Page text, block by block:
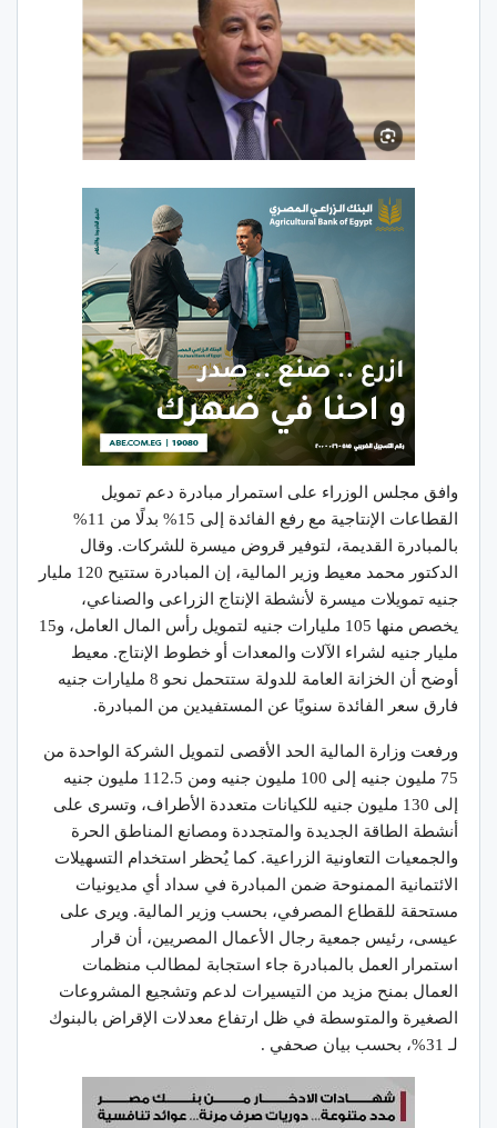
وافق مجلس الوزراء على استمرار مبادرة دعم تمويل
القطاعات الإنتاجية مع رفع الفائدة إلى 15% بدلًا من 11%
بالمبادرة القديمة، لتوفير قروض ميسرة للشركات. وقال
الدكتور محمد معيط وزير المالية، إن المبادرة ستتيح 120 مليار
جنيه تمويلات ميسرة لأنشطة الإنتاج الزراعى والصناعي،
يخصص منها 105 مليارات جنيه لتمويل رأس المال العامل، و15
مليار جنيه لشراء الآلات والمعدات أو خطوط الإنتاج. معيط
أوضح أن الخزانة العامة للدولة ستتحمل نحو 8 مليارات جنيه
فارق سعر الفائدة سنويًا عن المستفيدين من المبادرة.
ورفعت وزارة المالية الحد الأقصى لتمويل الشركة الواحدة من
75 مليون جنيه إلى 100 مليون جنيه ومن 112.5 مليون جنيه
إلى 130 مليون جنيه للكيانات متعددة الأطراف، وتسرى على
أنشطة الطاقة الجديدة والمتجددة ومصانع المناطق الحرة
والجمعيات التعاونية الزراعية. كما يُحظر استخدام التسهيلات
الائتمانية الممنوحة ضمن المبادرة في سداد أي مديونيات
مستحقة للقطاع المصرفي، بحسب وزير المالية. ويرى على
عيسى، رئيس جمعية رجال الأعمال المصريين، أن قرار
استمرار العمل بالمبادرة جاء استجابة لمطالب منظمات
العمال بمنح مزيد من التيسيرات لدعم وتشجيع المشروعات
الصغيرة والمتوسطة في ظل ارتفاع معدلات الإقراض بالبنوك
لـ 31%، بحسب بيان صحفي .